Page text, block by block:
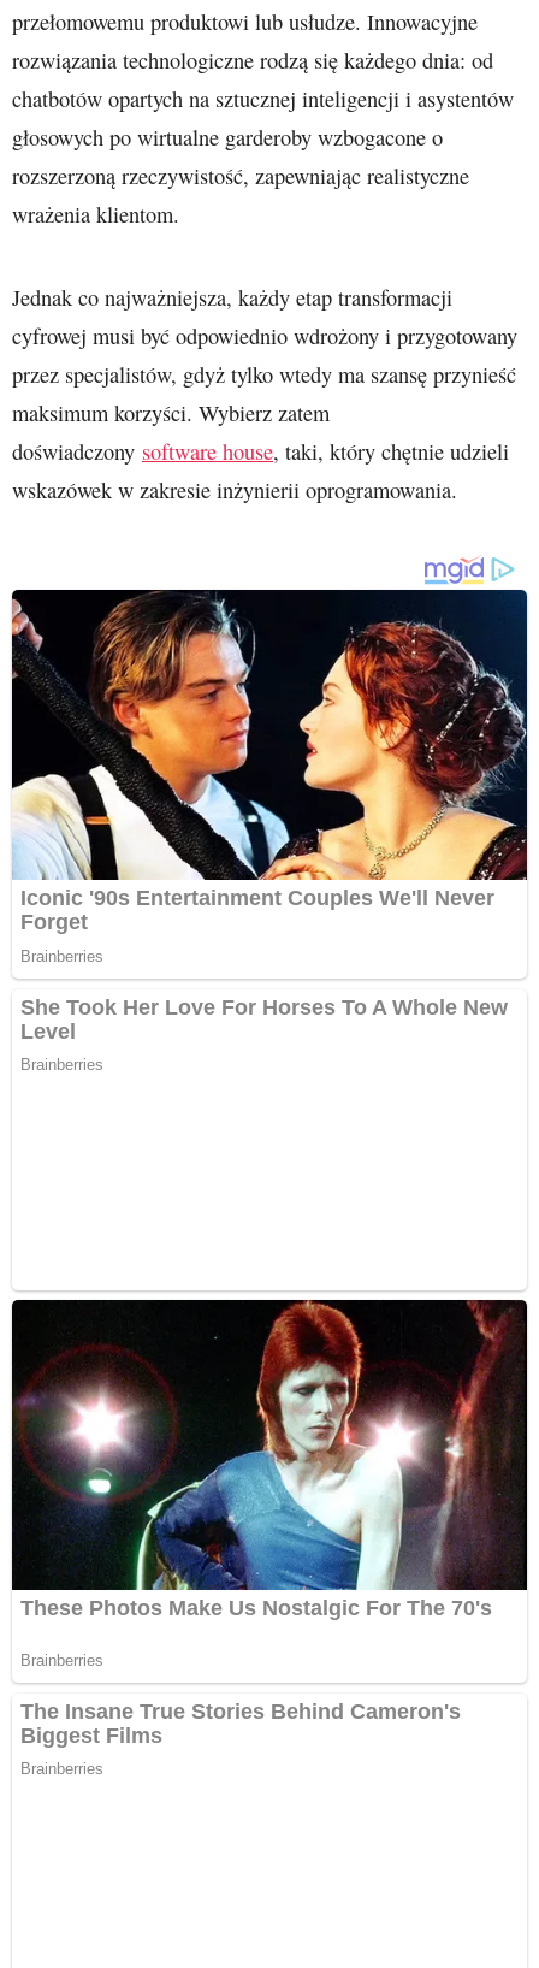
przełomowemu produktowi lub usłudze. Innowacyjne
rozwiązania technologiczne rodzą się każdego dnia: od
chatbotów opartych na sztucznej inteligencji i asystentów
głosowych po wirtualne garderoby wzbogacone o
rozszerzoną rzeczywistość, zapewniając realistyczne
wrażenia klientom.
Jednak co najważniejsza, każdy etap transformacji
cyfrowej musi być odpowiednio wdrożony i przygotowany
przez specjalistów, gdyż tylko wtedy ma szansę przynieść
maksimum korzyści. Wybierz zatem
doświadczony software house, taki, który chętnie udzieli
wskazówek w zakresie inżynierii oprogramowania.